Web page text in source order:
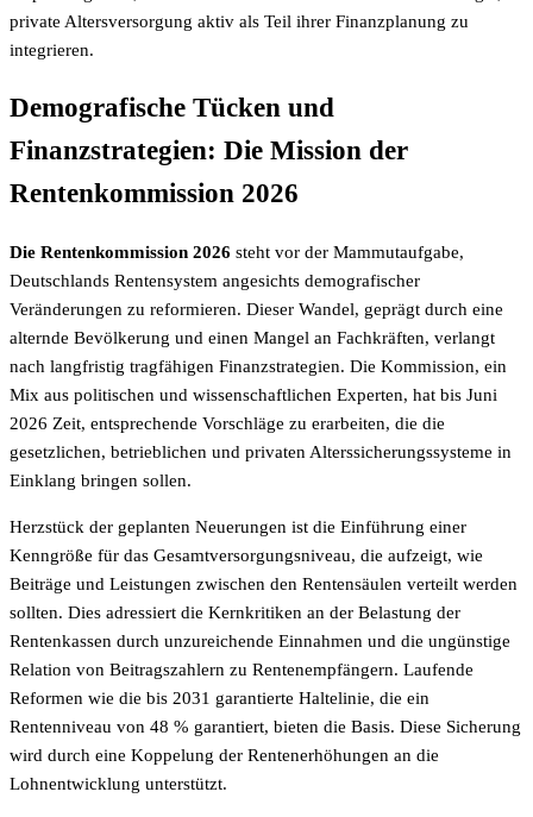
private Altersversorgung aktiv als Teil ihrer Finanzplanung zu
integrieren.
Demografische Tücken und
Finanzstrategien: Die Mission der
Rentenkommission 2026
Die Rentenkommission 2026 steht vor der Mammutaufgabe,
Deutschlands Rentensystem angesichts demografischer
Veränderungen zu reformieren. Dieser Wandel, geprägt durch eine
alternde Bevölkerung und einen Mangel an Fachkräften, verlangt
nach langfristig tragfähigen Finanzstrategien. Die Kommission, ein
Mix aus politischen und wissenschaftlichen Experten, hat bis Juni
2026 Zeit, entsprechende Vorschläge zu erarbeiten, die die
gesetzlichen, betrieblichen und privaten Alterssicherungssysteme in
Einklang bringen sollen.
Herzstück der geplanten Neuerungen ist die Einführung einer
Kenngröße für das Gesamtversorgungsniveau, die aufzeigt, wie
Beiträge und Leistungen zwischen den Rentensäulen verteilt werden
sollten. Dies adressiert die Kernkritiken an der Belastung der
Rentenkassen durch unzureichende Einnahmen und die ungünstige
Relation von Beitragszahlern zu Rentenempfängern. Laufende
Reformen wie die bis 2031 garantierte Haltelinie, die ein
Rentenniveau von 48 % garantiert, bieten die Basis. Diese Sicherung
wird durch eine Koppelung der Rentenerhöhungen an die
Lohnentwicklung unterstützt.